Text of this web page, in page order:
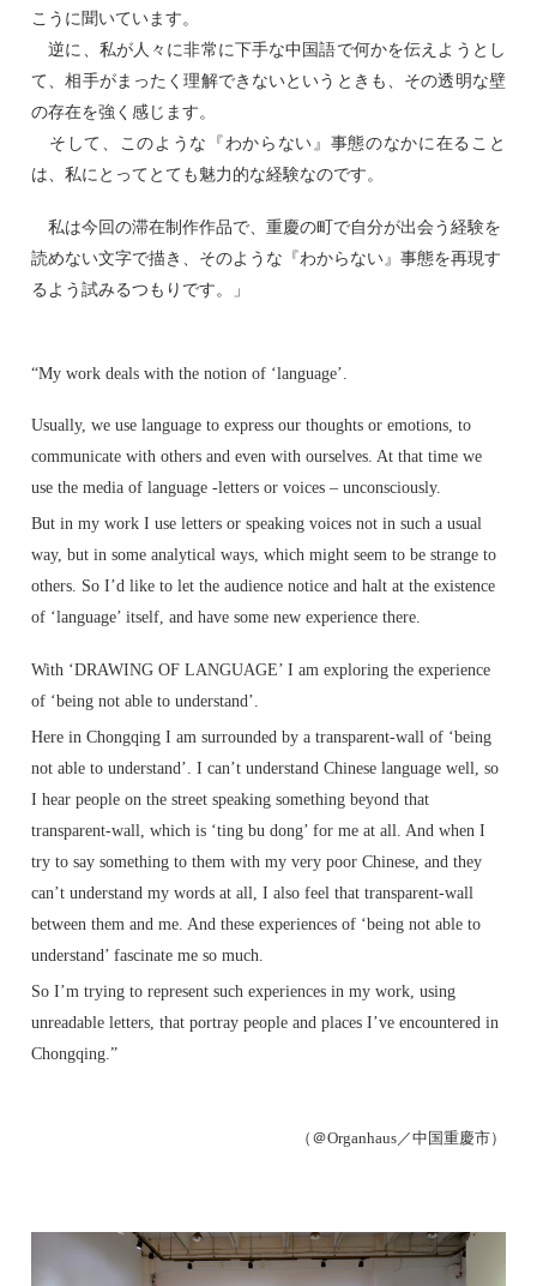
こうに聞いています。
逆に、私が人々に非常に下手な中国語で何かを伝えようとし
て、相手がまったく理解できないというときも、その透明な壁
の存在を強く感じます。
そして、このような『わからない』事態のなかに在ること
は、私にとってとても魅力的な経験なのです。
私は今回の滞在制作作品で、重慶の町で自分が出会う経験を
読めない文字で描き、そのような『わからない』事態を再現す
るよう試みるつもりです。」
“My work deals with the notion of ‘language’.
Usually, we use language to express our thoughts or emotions, to
communicate with others and even with ourselves. At that time we
use the media of language -letters or voices – unconsciously.
But in my work I use letters or speaking voices not in such a usual
way, but in some analytical ways, which might seem to be strange to
others. So I’d like to let the audience notice and halt at the existence
of ‘language’ itself, and have some new experience there.
With ‘DRAWING OF LANGUAGE’ I am exploring the experience
of ‘being not able to understand’.
Here in Chongqing I am surrounded by a transparent-wall of ‘being
not able to understand’. I can’t understand Chinese language well, so
I hear people on the street speaking something beyond that
transparent-wall, which is ‘ting bu dong’ for me at all. And when I
try to say something to them with my very poor Chinese, and they
can’t understand my words at all, I also feel that transparent-wall
between them and me. And these experiences of ‘being not able to
understand’ fascinate me so much.
So I’m trying to represent such experiences in my work, using
unreadable letters, that portray people and places I’ve encountered in
Chongqing.”
（＠Organhaus／中国重慶市）